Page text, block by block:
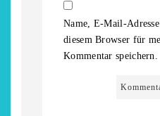
Name, E-Mail-
diesem Browser für
Kommentar speichern.